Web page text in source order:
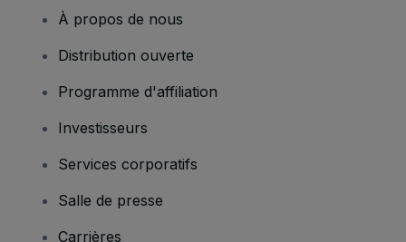
À propos de nous
Distribution ouverte
Programme d'affiliation
Investisseurs
Services corporatifs
Salle de presse
Carrières